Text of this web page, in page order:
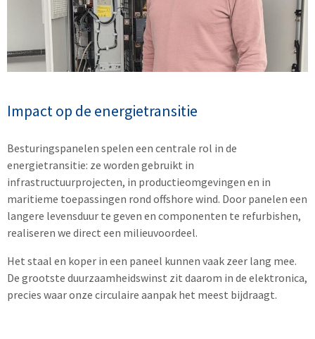
Impact op de energietransitie
Besturingspanelen spelen een centrale rol in de
energietransitie: ze worden gebruikt in
infrastructuurprojecten, in productieomgevingen en in
maritieme toepassingen rond offshore wind. Door panelen een
langere levensduur te geven en componenten te refurbishen,
realiseren we direct een milieuvoordeel.
Het staal en koper in een paneel kunnen vaak zeer lang mee.
De grootste duurzaamheidswinst zit daarom in de elektronica,
precies waar onze circulaire aanpak het meest bijdraagt.